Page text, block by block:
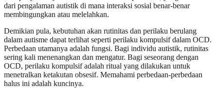
dari pengalaman autistik di mana interaksi sosial benar-benar
membingungkan atau melelahkan.
Demikian pula, kebutuhan akan rutinitas dan perilaku berulang
dalam autisme dapat terlihat seperti perilaku kompulsif dalam OCD.
Perbedaan utamanya adalah fungsi. Bagi individu autistik, rutinitas
sering kali menenangkan dan mengatur. Bagi seseorang dengan
OCD, perilaku kompulsif adalah ritual yang dilakukan untuk
menetralkan ketakutan obsesif. Memahami perbedaan-perbedaan
halus ini adalah kuncinya.